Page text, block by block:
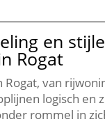
en
Rogat
van
logisch en
rommel in